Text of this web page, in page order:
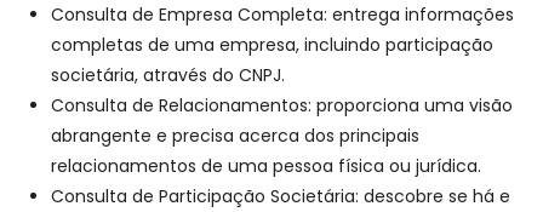
Consulta de Empresa Completa: entrega informações
completas de uma empresa, incluindo participação
societária, através do CNPJ.
Consulta de Relacionamentos: proporciona uma visão
abrangente e precisa acerca dos principais
relacionamentos de uma pessoa física ou jurídica.
Consulta de Participação Societária: descobre se há e